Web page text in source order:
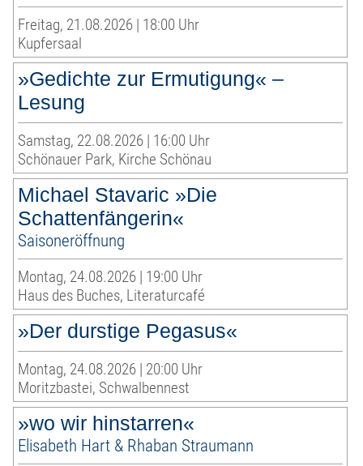
Freitag, 21.08.2026 | 18:00 Uhr
Kupfersaal
»Gedichte zur Ermutigung« –
Lesung
Samstag, 22.08.2026 | 16:00 Uhr
Schönauer Park, Kirche Schönau
Michael Stavaric »Die
Schattenfängerin«
Saisoneröffnung
Montag, 24.08.2026 | 19:00 Uhr
Haus des Buches, Literaturcafé
»Der durstige Pegasus«
Montag, 24.08.2026 | 20:00 Uhr
Moritzbastei, Schwalbennest
»wo wir hinstarren«
Elisabeth Hart & Rhaban Straumann